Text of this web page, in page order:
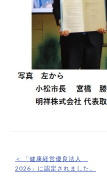
＜ 「健康経営優良法人
2026」に認定されました。